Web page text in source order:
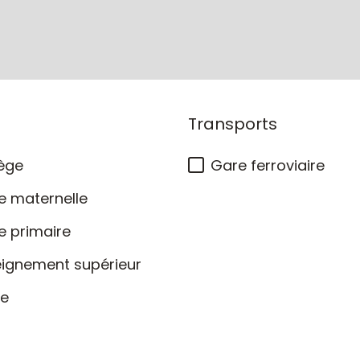
maternelle
primaire
supérieur
Transports
Gare ferroviaire